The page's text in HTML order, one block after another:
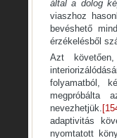
által a dolog
viaszhoz
bevéshető
érzékelésből
Azt
folyamatból,
megpróbálta
nevezhetjük.
adaptivitás
nyomtatott